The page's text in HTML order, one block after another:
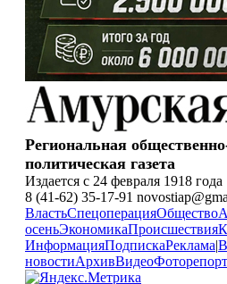
Региональная
политическая газета
Издается с 24 февраля 1918 года
8 (41-62) 35-17-91
ВластьСпецоперацияОбщество
осеньЭкономикаПроисшествия
ИнформацияПодпискаРеклама|
новостиАрхивВидео